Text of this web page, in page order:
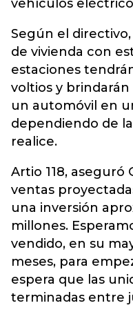
vehículos
Según el
de vivienda con
estaciones
voltios y
un automóvil en
dependiendo de
realice.
Artio 118, aseguró
ventas
una inversión
millones.
vendido, en su
meses, para
espera que las
terminadas entre